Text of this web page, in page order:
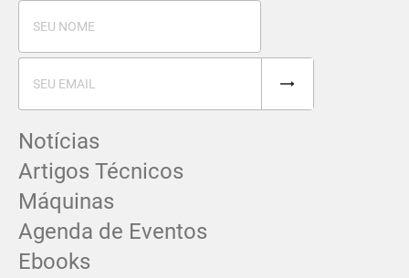
Notícias
Artigos Técnicos
Máquinas
Agenda de Eventos
Ebooks